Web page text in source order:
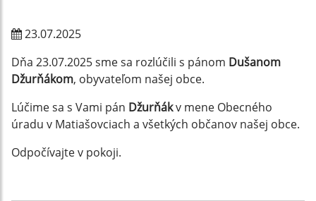
23.07.2025
Dňa 23.07.2025 sme sa rozlúčili s pánom Dušanom
Džurňákom, obyvateľom našej obce.
Lúčime sa s Vami pán Džurňákv mene Obecného
úradu v Matiašovciach a všetkých občanov našej obce.
Odpočívajte v pokoji.